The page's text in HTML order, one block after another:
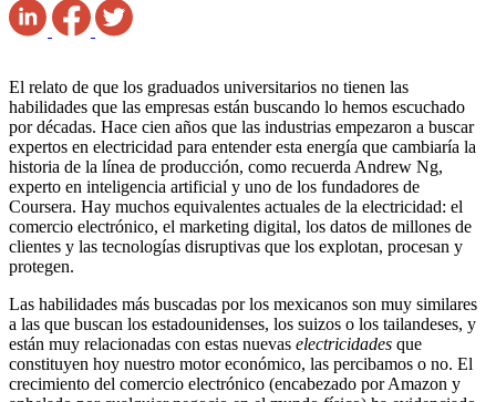
El relato de que los graduados universitarios no tienen las
habilidades que las empresas están buscando lo hemos escuchado
por décadas. Hace cien años que las industrias empezaron a buscar
expertos en electricidad para entender esta energía que cambiaría la
historia de la línea de producción, como recuerda Andrew Ng,
experto en inteligencia artificial y uno de los fundadores de
Coursera. Hay muchos equivalentes actuales de la electricidad: el
comercio electrónico, el marketing digital, los datos de millones de
clientes y las tecnologías disruptivas que los explotan, procesan y
protegen.
Las habilidades más buscadas por los mexicanos son muy similares
a las que buscan los estadounidenses, los suizos o los tailandeses, y
están muy relacionadas con estas nuevas electricidades que
constituyen hoy nuestro motor económico, las percibamos o no. El
crecimiento del comercio electrónico (encabezado por Amazon y